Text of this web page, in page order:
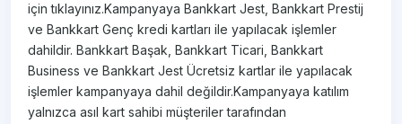
için tıklayınız.Kampanyaya Bankkart Jest, Bankkart Prestij
ve Bankkart Genç kredi kartları ile yapılacak işlemler
dahildir. Bankkart Başak, Bankkart Ticari, Bankkart
Business ve Bankkart Jest Ücretsiz kartlar ile yapılacak
işlemler kampanyaya dahil değildir.Kampanyaya katılım
yalnızca asıl kart sahibi müşteriler tarafından